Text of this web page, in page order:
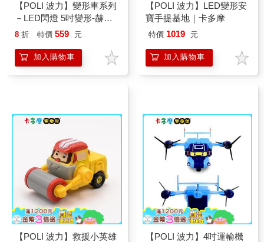
【POLI 波力】變形車系列
－LED閃燈 5吋變形-赫利
｜卡多摩嬰童館
8 折 特價 559 元
加入購物車
【POLI 波力】LED變形安
寶手提基地｜卡多摩
特價 1019 元
加入購物車
【POLI 波力】救援小英雄
【POLI 波力】4吋運輸機